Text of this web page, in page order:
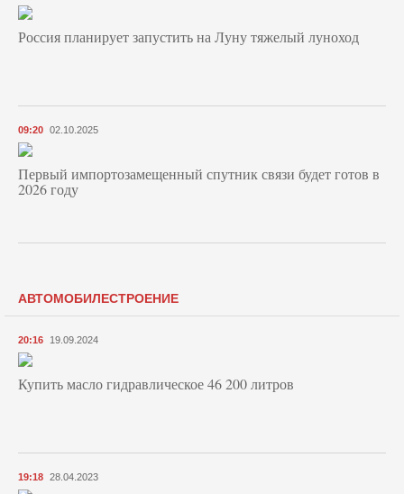
Россия планирует запустить на Луну тяжелый луноход
09:20 02.10.2025
Первый импортозамещенный спутник связи будет готов в
2026 году
АВТОМОБИЛЕСТРОЕНИЕ
20:16 19.09.2024
Купить масло гидравлическое 46 200 литров
19:18 28.04.2023